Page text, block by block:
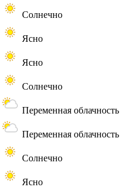
Солнечно
Ясно
Ясно
Солнечно
Переменная облачность
Переменная облачность
Солнечно
Ясно